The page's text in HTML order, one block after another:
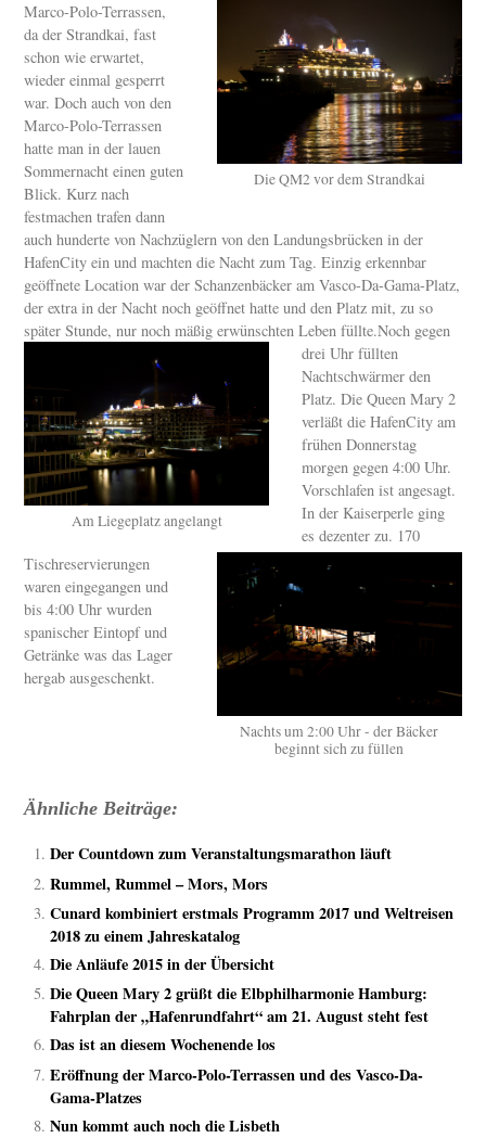
Die QM2 vor dem Strandkai
Marco-Polo-Terrassen,
da der Strandkai, fast
schon wie erwartet,
wieder einmal gesperrt
war. Doch auch von den
Marco-Polo-Terrassen
hatte man in der lauen
Sommernacht einen guten
Blick. Kurz nach
festmachen trafen dann
auch hunderte von Nachzüglern von den Landungsbrücken in der
HafenCity ein und machten die Nacht zum Tag. Einzig erkennbar
geöffnete Location war der Schanzenbäcker am Vasco-Da-Gama-Platz,
der extra in der Nacht noch geöffnet hatte und den Platz mit, zu so
später Stunde, nur noch mäßig erwünschten Leben füllte.
Am Liegeplatz angelangt
Nachts um 2:00 Uhr - der Bäcker
beginnt sich zu füllen
Noch gegen
drei Uhr füllten
Nachtschwärmer den
Platz. Die Queen Mary 2
verläßt die HafenCity am
frühen Donnerstag
morgen gegen 4:00 Uhr.
Vorschlafen ist angesagt.
In der Kaiserperle ging
es dezenter zu. 170
Tischreservierungen
waren eingegangen und
bis 4:00 Uhr wurden
spanischer Eintopf und
Getränke was das Lager
hergab ausgeschenkt.
Ähnliche Beiträge:
Der Countdown zum Veranstaltungsmarathon läuft
Rummel, Rummel – Mors, Mors
Cunard kombiniert erstmals Programm 2017 und Weltreisen
2018 zu einem Jahreskatalog
Die Anläufe 2015 in der Übersicht
Die Queen Mary 2 grüßt die Elbphilharmonie Hamburg:
Fahrplan der „Hafenrundfahrt“ am 21. August steht fest
Das ist an diesem Wochenende los
Eröffnung der Marco-Polo-Terrassen und des Vasco-Da-
Gama-Platzes
Nun kommt auch noch die Lisbeth